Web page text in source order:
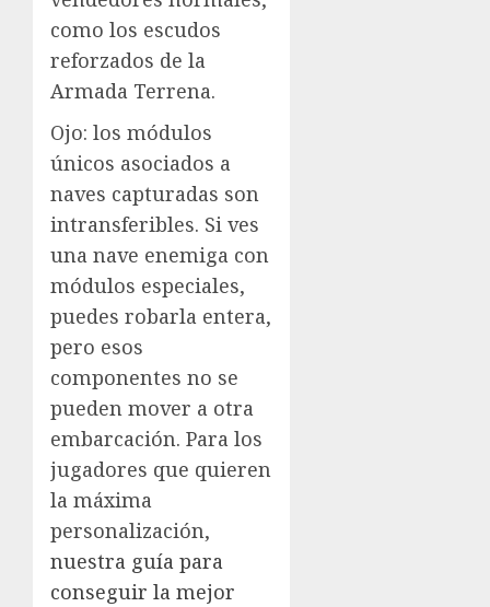
como los escudos
reforzados de la
Armada Terrena.
Ojo: los módulos
únicos asociados a
naves capturadas son
intransferibles. Si ves
una nave enemiga con
módulos especiales,
puedes robarla entera,
pero esos
componentes no se
pueden mover a otra
embarcación. Para los
jugadores que quieren
la máxima
personalización,
nuestra guía para
conseguir la mejor